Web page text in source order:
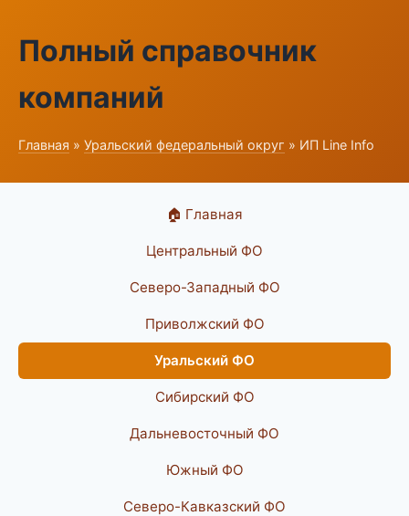
Полный справочник
компаний
Главная » Уральский федеральный округ » ИП Line Info
🏠 Главная
Центральный ФО
Северо-Западный ФО
Приволжский ФО
Уральский ФО
Сибирский ФО
Дальневосточный ФО
Южный ФО
Северо-Кавказский ФО